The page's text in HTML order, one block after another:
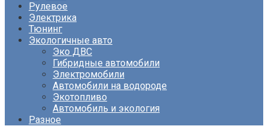
Рулевое
Электрика
Тюнинг
Экологичные авто
Эко ДВС
Гибридные автомобили
Электромобили
Автомобили на водороде
Экотопливо
Автомобиль и экология
Разное